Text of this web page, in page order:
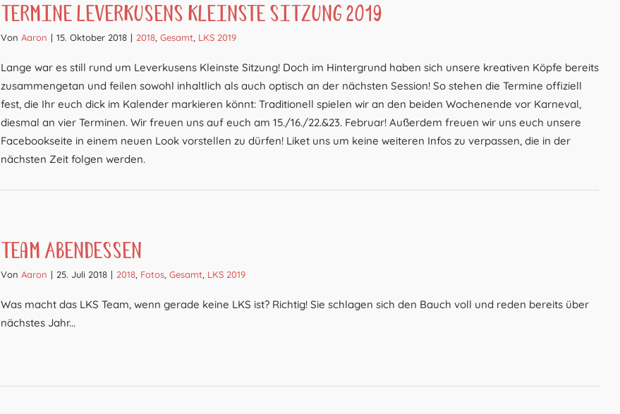
Termine Leverkusens Kleinste Sitzung 2019
Von Aaron | 15. Oktober 2018 | 2018 Gesamt LKS 2019
Lange war es still rund um Leverkusens Kleinste Sitzung! Doch im Hintergrund haben sich unsere kreativen Köpfe bereits
zusammengetan und feilen sowohl inhaltlich als auch optisch an der nächsten Session! So stehen die Termine offiziell
fest, die Ihr euch dick im Kalender markieren könnt: Traditionell spielen wir an den beiden Wochenende vor Karneval,
diesmal an vier Terminen. Wir freuen uns auf euch am 15./16./22.&23. Februar! Außerdem freuen wir uns euch unsere
Facebookseite in einem neuen Look vorstellen zu dürfen! Liket uns um keine weiteren Infos zu verpassen, die in der
nächsten Zeit folgen werden.
Team Abendessen
Von Aaron | 25. Juli 2018 | 2018 Fotos Gesamt LKS 2019
Was macht das LKS Team, wenn gerade keine LKS ist? Richtig! Sie schlagen sich den Bauch voll und reden bereits über
nächstes Jahr...